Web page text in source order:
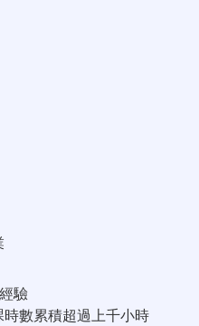
驗
數累積超過上千小時